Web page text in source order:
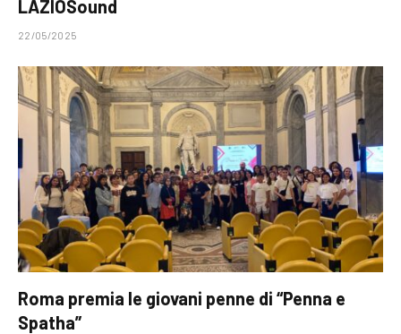
LAZIOSound
22/05/2025
Roma premia le giovani penne di “Penna e
Spatha”